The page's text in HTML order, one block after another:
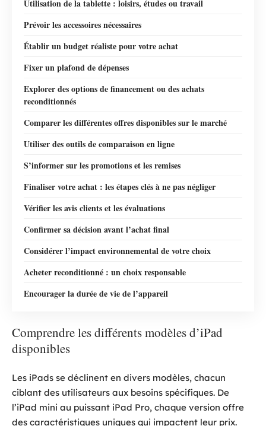
Utilisation de la tablette : loisirs, études ou travail
Prévoir les accessoires nécessaires
Établir un budget réaliste pour votre achat
Fixer un plafond de dépenses
Explorer des options de financement ou des achats
reconditionnés
Comparer les différentes offres disponibles sur le marché
Utiliser des outils de comparaison en ligne
S’informer sur les promotions et les remises
Finaliser votre achat : les étapes clés à ne pas négliger
Vérifier les avis clients et les évaluations
Confirmer sa décision avant l’achat final
Considérer l’impact environnemental de votre choix
Acheter reconditionné : un choix responsable
Encourager la durée de vie de l’appareil
Comprendre les différents modèles d’iPad
disponibles
Les iPads se déclinent en divers modèles, chacun
ciblant des utilisateurs aux besoins spécifiques. De
l’iPad mini au puissant iPad Pro, chaque version offre
des caractéristiques uniques qui impactent leur prix.